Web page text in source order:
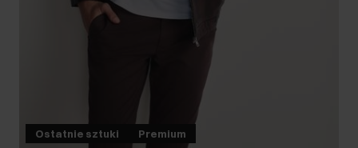
Ostatnie sztuki Premium